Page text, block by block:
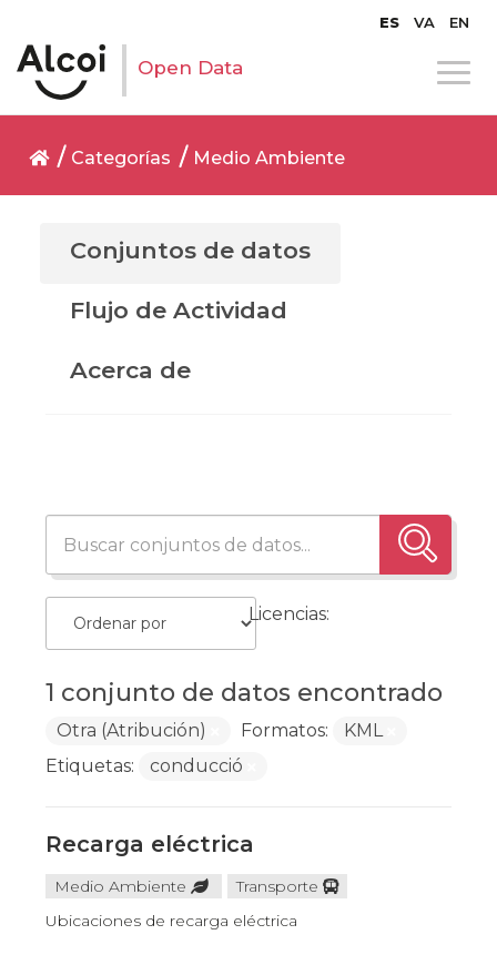
ES VA EN
Open Data
Categorías Medio Ambiente
Conjuntos de datos
Flujo de Actividad
Acerca de
1 conjunto de datos encontrado
Licencias:
Otra (Atribución) Formatos:
KML
Etiquetas:
conducció
Recarga eléctrica
Medio Ambiente
Transporte
Ubicaciones de recarga eléctrica